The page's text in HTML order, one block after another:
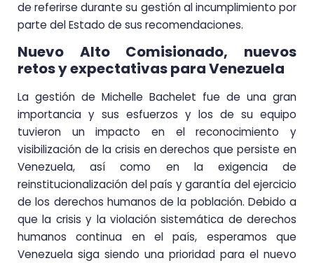
de referirse durante su gestión al incumplimiento por
parte del Estado de sus recomendaciones.
Nuevo Alto Comisionado, nuevos
retos y expectativas para Venezuela
La gestión de Michelle Bachelet fue de una gran
importancia y sus esfuerzos y los de su equipo
tuvieron un impacto en el reconocimiento y
visibilización de la crisis en derechos que persiste en
Venezuela, así como en la exigencia de
reinstitucionalización del país y garantía del ejercicio
de los derechos humanos de la población. Debido a
que la crisis y la violación sistemática de derechos
humanos continua en el país, esperamos que
Venezuela siga siendo una prioridad para el nuevo